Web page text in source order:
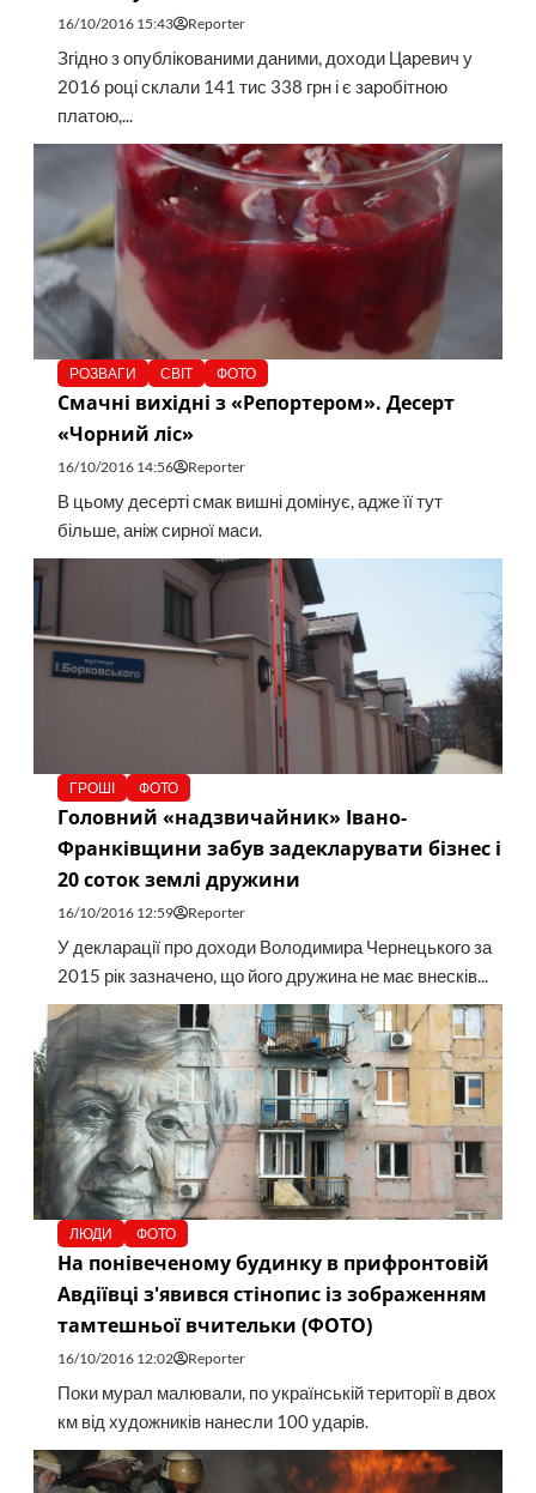
16/10/2016 15:43 Reporter
Згідно з опублікованими даними, доходи Царевич у
2016 році склали 141 тис 338 грн і є заробітною
платою,...
РОЗВАГИ СВІТ ФОТО
Смачні вихідні з «Репортером». Десерт
«Чорний ліс»
16/10/2016 14:56 Reporter
В цьому десерті смак вишні домінує, адже її тут
більше, аніж сирної маси.
ГРОШІ ФОТО
Головний «надзвичайник» Івано-
Франківщини забув задекларувати бізнес і
20 соток землі дружини
16/10/2016 12:59 Reporter
У декларації про доходи Володимира Чернецького за
2015 рік зазначено, що його дружина не має внесків...
ЛЮДИ ФОТО
На понівеченому будинку в прифронтовій
Авдіївці з'явився стінопис із зображенням
тамтешньої вчительки (ФОТО)
16/10/2016 12:02 Reporter
Поки мурал малювали, по українській території в двох
км від художників нанесли 100 ударів.